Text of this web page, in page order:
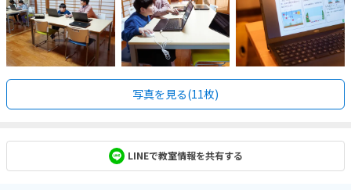
写真を見る(11枚)
LINEで教室情報を共有する